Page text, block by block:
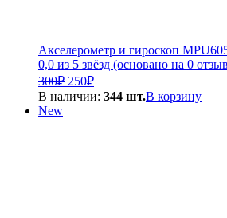
Акселерометр и гироскоп
0,0 из 5 звёзд (основано на 0
300₽ Первоначальная
цена
250₽Текущая
цена:
В наличии: 344 шт.В корзину
New